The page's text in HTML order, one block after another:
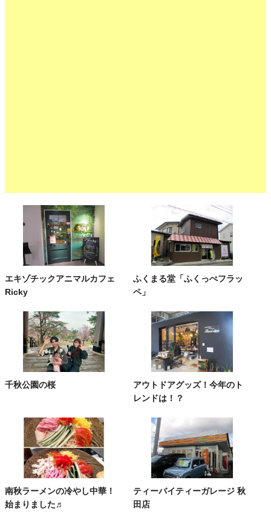
エキゾチックアニマルカフェ
Ricky
ふくまる堂「ふくっぺフラッ
ペ」
千秋公園の桜
アウトドアグッズ！今年のト
レンドは！？
南秋ラーメンの冷やし中華！
始まりました♬
ティーバイティーガレージ 秋
田店